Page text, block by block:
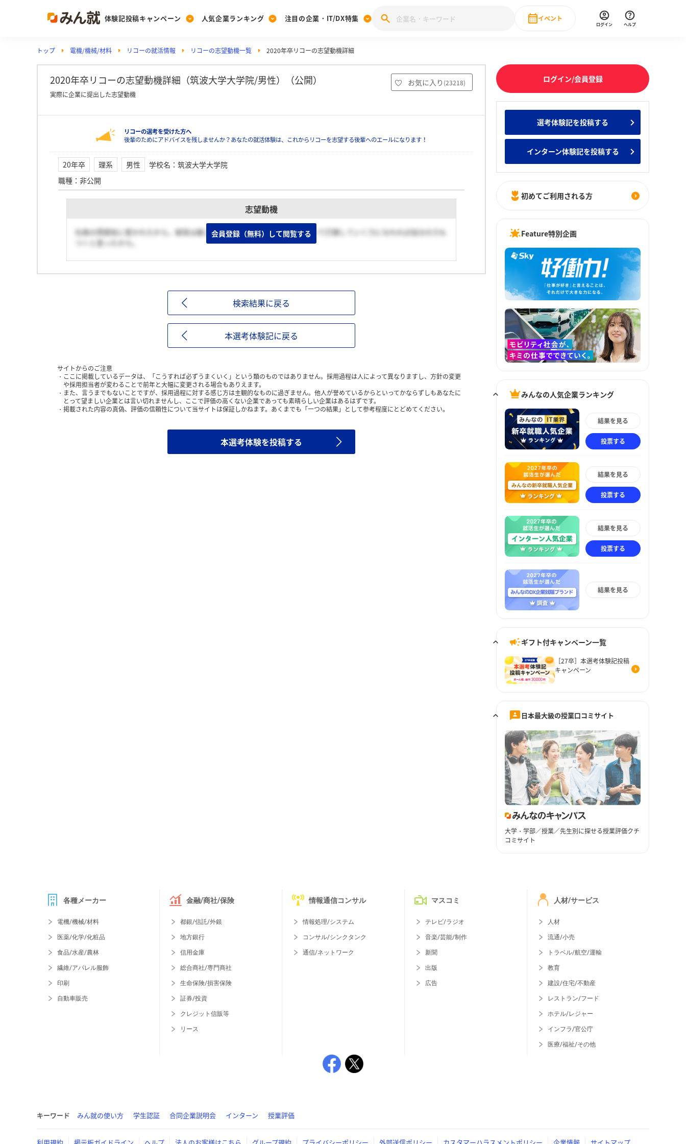
体験記投稿キャンペーン
Post
投稿する
[27卒] 本選考体験記投稿キャンペーン
人気企業ランキング
Ranking
ランキングを見る
みんなのDX企業就職ブランド調査
Vote
投票する
みんなの新卒就職人気企業ランキング みんなのインターン人気企業ランキ
注目の企業・IT/DX特集
PickUp
注目の企業特集
28卒 IT・DX現場社員インタビュー
イベント
直近のイベント一覧
ログイン ヘルプ
トップ 電機/機械/材料 リコーの就活情報 リコーの志望動機一覧 2020年卒リコーの志望動機詳細
2020年卒リコーの志望動機詳細（筑波大学大学院/男性）（公開） お気に入り (23218)
実際に企業に提出した志望動機
リコーの選考を受けた方へ
後輩のためにアドバイスを残しませんか？あなたの就活体験は、これからリコーを志望する後輩へのエールになります！
20年卒 理系 男性 学校名 ： 筑波大学大学院
職種 ： 非公開
志望動機
社員の雰囲気に惹かれたから。経営は厳しい状況であるが、この状況において打開していく力になれれば自分の力も
つくと思ったから。
会員登録（無料）して閲覧する
検索結果に戻る
本選考体験記に戻る
サイトからのご注意
ここに掲載しているデータは、「こうすれば必ずうまくいく」という類のものではありません。採用過程は人によって異なりますし、方針の変更
や採用担当者が変わることで前年と大幅に変更される場合もありえます。
また、言うまでもないことですが、採用過程に対する感じ方は主観的なものに過ぎません。他人が誉めているからといってかならずしもあなたに
とって望ましい企業とは言い切れませんし、ここで評価の高くない企業であっても素晴らしい企業はあるはずです。
掲載された内容の真偽、評価の信頼性について当サイトは保証しかねます。あくまでも「一つの結果」として参考程度にとどめてください。
本選考体験を投稿する
ログイン/会員登録
選考体験記を投稿する
インターン体験記を投稿する
初めてご利用される方
Feature特別企画
みんなの人気企業ランキング
結果を見る
投票する
結果を見る
投票する
結果を見る
投票する
結果を見る
ギフト付キャンペーン一覧
［27卒］本選考体験記投稿
キャンペーン
日本最大級の授業口コミサイト
大学・学部／授業／先生別に探せる授業評価クチ
コミサイト
各種メーカー
電機/機械/材料
医薬/化学/化粧品
食品/水産/農林
繊維/アパレル服飾
印刷
自動車販売
金融/商社/保険
都銀/信託/外銀
地方銀行
信用金庫
総合商社/専門商社
生命保険/損害保険
証券/投資
クレジット信販等
リース
情報通信コンサル
情報処理/システム
コンサル/シンクタンク
通信/ネットワーク
マスコミ
テレビ/ラジオ
音楽/芸能/制作
新聞
出版
広告
人材/サービス
人材
流通/小売
トラベル/航空/運輸
教育
建設/住宅/不動産
レストラン/フード
ホテル/レジャー
インフラ/官公庁
医療/福祉/その他
キーワード みん就の使い方 学生認証 合同企業説明会 インターン 授業評価